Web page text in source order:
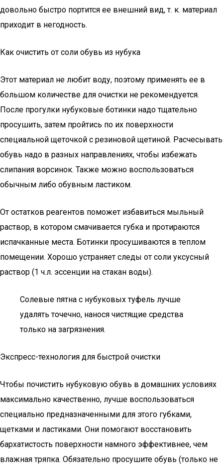
довольно быстро портится ее внешний вид, т. к. материал
приходит в негодность.
Как очистить от соли обувь из нубука
Этот материал не любит воду, поэтому применять ее в
большом количестве для очистки не рекомендуется.
После прогулки нубуковые ботинки надо тщательно
просушить, затем пройтись по их поверхности
специальной щеточкой с резиновой щетиной. Расчесывать
обувь надо в разных направлениях, чтобы избежать
слипания ворсинок. Также можно воспользоваться
обычным либо обувным ластиком.
От остатков реагентов поможет избавиться мыльный
раствор, в котором смачивается губка и протираются
испачканные места. Ботинки просушиваются в теплом
помещении. Хорошо устраняет следы от соли уксусный
раствор (1 ч.л. эссенции на стакан воды).
Солевые пятна с нубуковых туфель лучше
удалять точечно, нанося чистящие средства
только на загрязнения.
Экспресс-технология для быстрой очистки
Чтобы почистить нубуковую обувь в домашних условиях
максимально качественно, лучше воспользоваться
специально предназначенными для этого губками,
щетками и ластиками. Они помогают восстановить
бархатистость поверхности намного эффективнее, чем
влажная тряпка. Обязательно просушите обувь (только не